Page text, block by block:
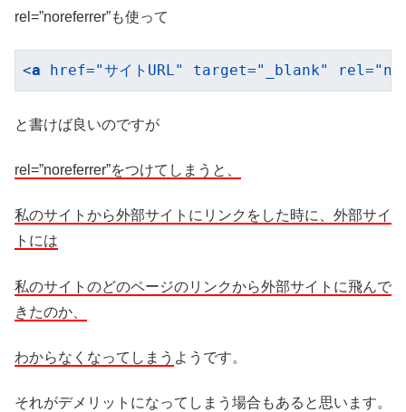
rel=”noreferrer”も使って
<a href="サイトURL" target="_blank" rel=
と書けば良いのですが
rel=”noreferrer”をつけてしまうと、
私のサイトから外部サイトにリンクをした時に、外部サイ
トには
私のサイトのどのページのリンクから外部サイトに飛んで
きたのか、
わからなくなってしまう ようです。
それがデメリットになってしまう場合もあると思います。